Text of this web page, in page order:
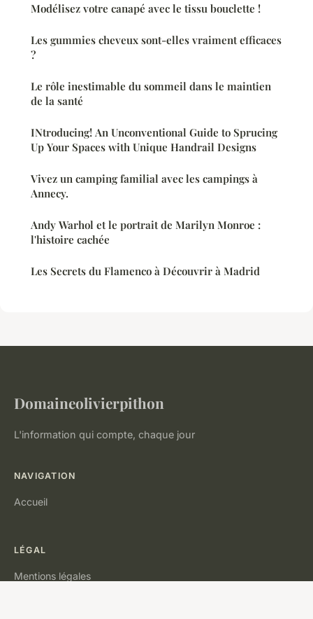
Modélisez votre canapé avec le tissu bouclette !
Les gummies cheveux sont-elles vraiment efficaces
?
Le rôle inestimable du sommeil dans le maintien
de la santé
INtroducing! An Unconventional Guide to Sprucing
Up Your Spaces with Unique Handrail Designs
Vivez un camping familial avec les campings à
Annecy.
Andy Warhol et le portrait de Marilyn Monroe :
l'histoire cachée
Les Secrets du Flamenco à Découvrir à Madrid
Domaineolivierpithon
L'information qui compte, chaque jour
NAVIGATION
Accueil
LÉGAL
Mentions légales